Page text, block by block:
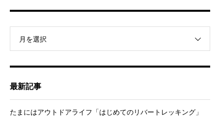
月を選択
最新記事
たまにはアウトドアライフ「はじめてのリバートレッキング」